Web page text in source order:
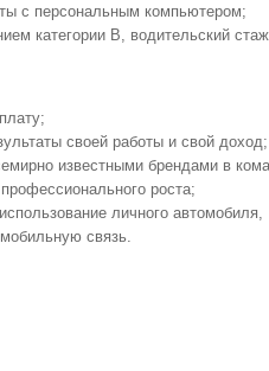
с персональным компьютером;
категории В, водительский
своей работы и свой доход;
известными брендами в
роста;
личного автомобиля,
связь.